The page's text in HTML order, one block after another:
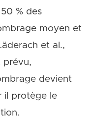
% des
moyen et
et al.,
prévu,
devient
il protège le